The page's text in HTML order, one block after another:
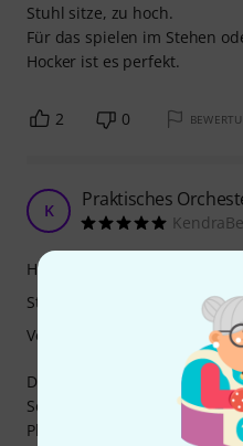
Stuhl sitze, zu hoch.
Für das spielen im Stehen
Hocker ist es perfekt.
2 0
K Praktisches
Das Orchesterpult ist stabil
Schraube in der Höhe
Platte sitzt etwas locker. Sie
Handling
Stabilität
Verarbeitung